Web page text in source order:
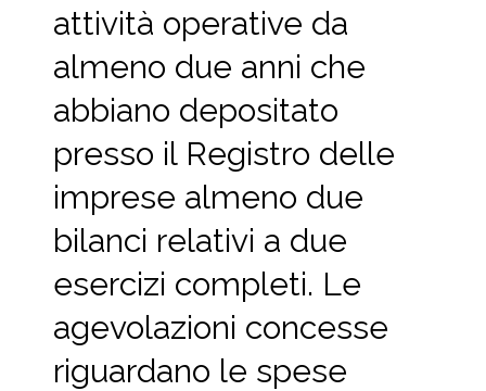
attività operative da
almeno due anni che
abbiano depositato
presso il Registro delle
imprese almeno due
bilanci relativi a due
esercizi completi. Le
agevolazioni concesse
riguardano le spese